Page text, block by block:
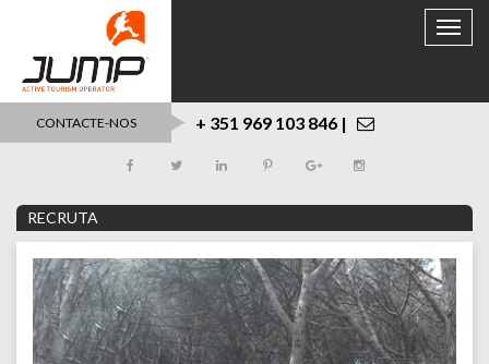
Toggle
CONTACTE-NOS + 351 969 103 846 |
RECRUTA